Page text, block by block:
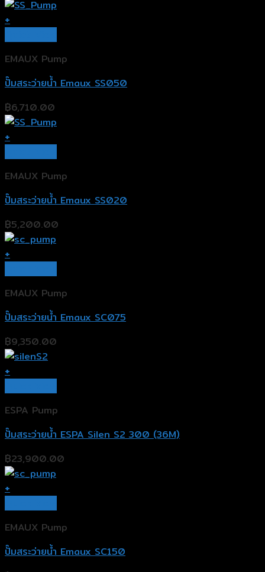
+
EMAUX Pump
ปั๊มสระว่ายน้ำ Emaux SS050
฿6,710.00
+
EMAUX Pump
ปั๊มสระว่ายน้ำ Emaux SS020
฿5,200.00
+
EMAUX Pump
ปั๊มสระว่ายน้ำ Emaux SC075
฿9,350.00
+
ESPA Pump
ปั๊มสระว่ายน้ำ ESPA Silen S2 300 (36M)
฿23,900.00
+
EMAUX Pump
ปั๊มสระว่ายน้ำ Emaux SC150